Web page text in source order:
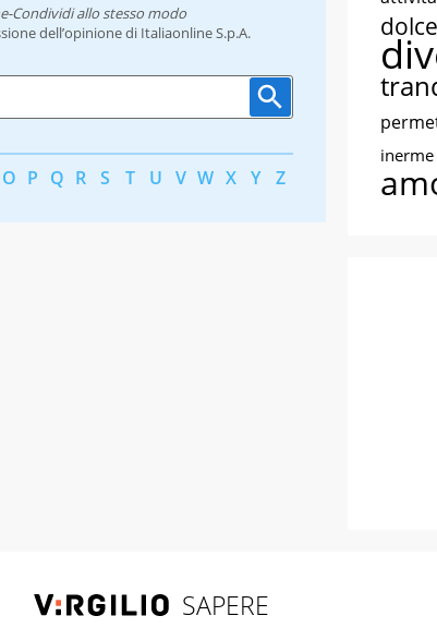
Condividi allo stesso modo
dell’opinione di Italiaonline S.p.A.
O P Q R S T U V W X Y Z
dolce
inerme
SAPERE